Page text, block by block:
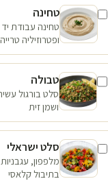
טחינה
טחינה עבודת
ופטרוזיליה טרייה
טבולה
סלט בורגול
ושמן זית
סלט ישראלי
מלפפון,
בתיבול קלאסי